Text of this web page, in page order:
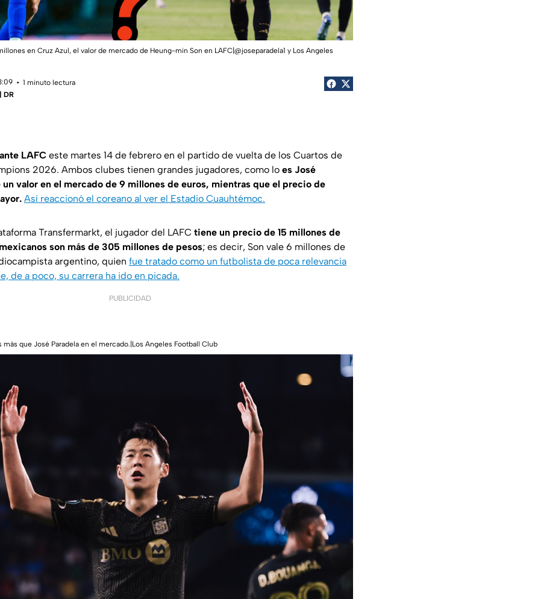
en Cruz Azul, el valor de mercado de Heung-min Son en LAFC|@joseparadela1 y Los Angeles
1 minuto lectura
DR
LAFC este martes 14 de febrero en el partido de vuelta de los Cuartos de
2026. Ambos clubes tienen grandes jugadores, como lo es José
un valor en el mercado de 9 millones de euros, mientras que el precio de
Así reaccionó el coreano al ver el Estadio Cuauhtémoc.
Transfermarkt, el jugador del LAFC tiene un precio de 15 millones de
son más de 305 millones de pesos; es decir, Son vale 6 millones de
argentino, quien fue tratado como un futbolista de poca relevancia
de a poco, su carrera ha ido en picada.
PUBLICIDAD
que José Paradela en el mercado.|Los Angeles Football Club